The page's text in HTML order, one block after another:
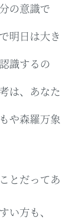
の意識で
明日は大き
識するの
は、あなた
や森羅万象
とだってあ
い方も、